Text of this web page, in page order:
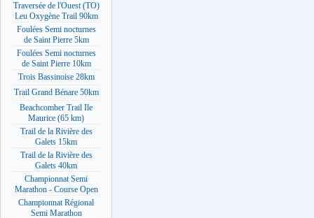
Traversée de l'Ouest (TO)
Leu Oxygène Trail 90km
Foulées Semi nocturnes
de Saint Pierre 5km
Foulées Semi nocturnes
de Saint Pierre 10km
Trois Bassinoise 28km
Trail Grand Bénare 50km
Beachcomber Trail Ile
Maurice (65 km)
Trail de la Rivière des
Galets 15km
Trail de la Rivière des
Galets 40km
Championnat Semi
Marathon - Course Open
Championnat Régional
Semi Marathon